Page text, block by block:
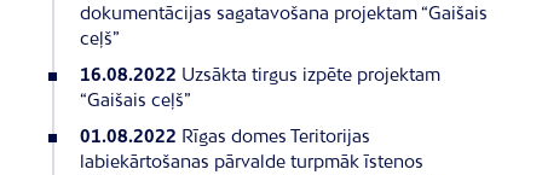
dokumentācijas sagatavošana projektam “Gaišais
ceļš”
16.08.2022 Uzsākta tirgus izpēte projektam
“Gaišais ceļš”
01.08.2022 Rīgas domes Teritorijas
labiekārtošanas pārvalde turpmāk īstenos